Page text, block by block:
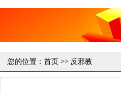
您的位置： 首页 >> 反邪教